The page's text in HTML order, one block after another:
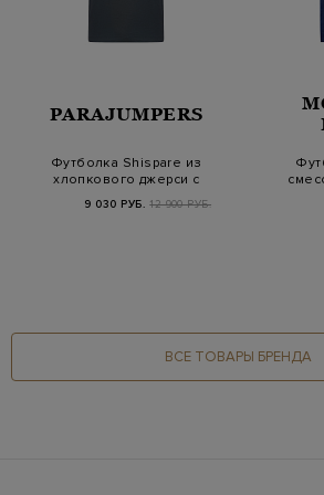
PARAJUMPERS
Футболка Shispare из
хлопкового джерси с
9 030 РУБ. 12 900 РУБ.
ВСЕ ТОВАРЫ БРЕНДА